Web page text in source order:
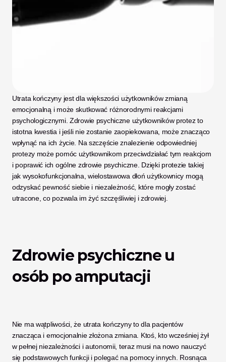
Utrata kończyny jest dla większości użytkowników zmianą
emocjonalną i może skutkować różnorodnymi reakcjami
psychologicznymi. Zdrowie psychiczne użytkowników protez to
istotna kwestia i jeśli nie zostanie zaopiekowana, może znacząco
wpłynąć na ich życie. Na szczęście znalezienie odpowiedniej
protezy może pomóc użytkownikom przeciwdziałać tym reakcjom
i poprawić ich ogólne zdrowie psychiczne. Dzięki protezie takiej
jak wysokofunkcjonalna, wielostawowa dłoń użytkownicy mogą
odzyskać pewność siebie i niezależność, które mogły zostać
utracone, co pozwala im żyć szczęśliwiej i zdrowiej.
Zdrowie psychiczne u
osób po amputacji
Nie ma wątpliwości, że utrata kończyny to dla pacjentów
znacząca i emocjonalnie złożona zmiana. Ktoś, kto wcześniej żył
w pełnej niezależności i autonomii, teraz musi na nowo nauczyć
się podstawowych funkcji i polegać na pomocy innych. Rosnąca